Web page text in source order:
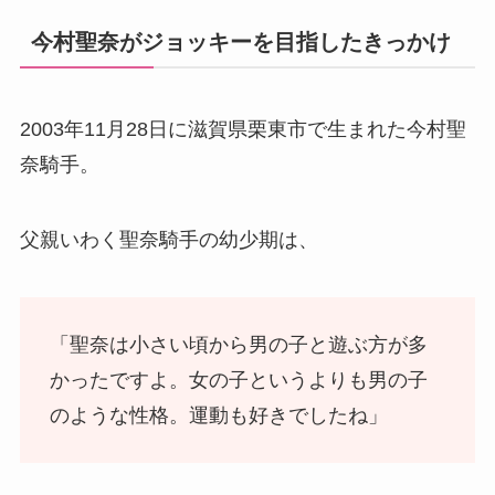
今村聖奈がジョッキーを目指したきっかけ
2003年11月28日に滋賀県栗東市で生まれた今村聖
奈騎手。
父親いわく聖奈騎手の幼少期は、
「聖奈は小さい頃から男の子と遊ぶ方が多
かったですよ。女の子というよりも男の子
のような性格。運動も好きでしたね」